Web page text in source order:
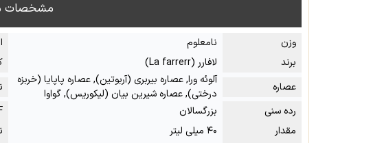
مشخصات
وزن نامعلوم
برند
لافارر (La farrerr)
عصاره
آلوئه ورا, عصاره بیربری (آربوتین), عصاره پاپایا (خربزه
درختی), عصاره شیرین بیان (لیکوریس), گواوا
رده سنی
بزرگسالان
مقدار
۴۰ میلی لیتر